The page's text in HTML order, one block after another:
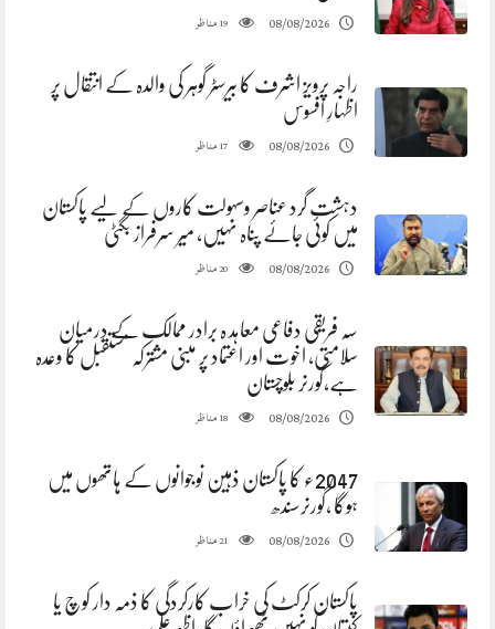
08/08/2026
19مناظر
راجہ پرویز اشرف کا بیرسٹر گوہر کی والدہ کے انتقال پر
اظہارِ افسوس
08/08/2026
17مناظر
دہشت گرد عناصر وسہولت کاروں کے لیے پاکستان
میں کوئی جائے پناہ نہیں، میر سرفراز بگٹی
08/08/2026
20مناظر
سہ فریقی دفاعی معاہد ہ برادر ممالک کے درمیان
سلامتی، اخوت اور اعتماد پر مبنی مشترکہ مستقبل کا وعدہ
ہے،گورنر بلوچستان
08/08/2026
18مناظر
2047ء کا پاکستان ذہین نوجوانوں کے ہاتھوں میں
ہوگا ،گورنرسندھ
08/08/2026
21مناظر
پاکستان کرکٹ کی خراب کارکردگی کا ذمہ دار کوچ یا